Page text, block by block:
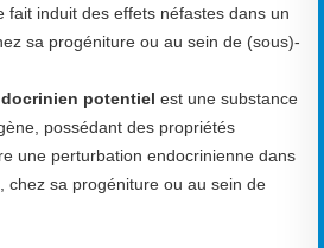
fait induit des effets néfastes dans un
sa progéniture ou au sein de (sous)-
potentiel est une substance
possédant des propriétés
une perturbation endocrinienne dans
chez sa progéniture ou au sein de